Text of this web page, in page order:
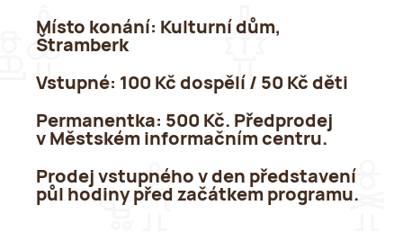
Místo konání: Kulturní dům,
Štramberk
Vstupné: 100 Kč dospělí / 50 Kč děti
Permanentka: 500 Kč. Předprodej
v Městském informačním centru.
Prodej vstupného v den představení
půl hodiny před začátkem programu.